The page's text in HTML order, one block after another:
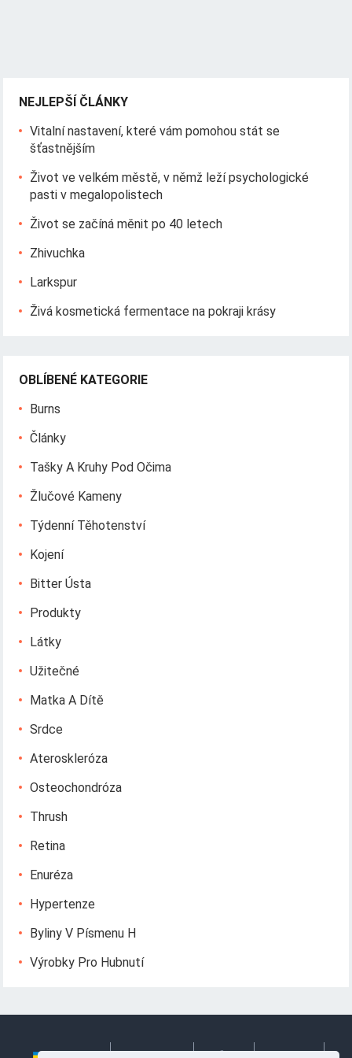
NEJLEPŠÍ ČLÁNKY
Vitalní nastavení, které vám pomohou stát se
šťastnějším
Život ve velkém městě, v němž leží psychologické
pasti v megalopolistech
Život se začíná měnit po 40 letech
Zhivuchka
Larkspur
Živá kosmetická fermentace na pokraji krásy
OBLÍBENÉ KATEGORIE
Burns
Články
Tašky A Kruhy Pod Očima
Žlučové Kameny
Týdenní Těhotenství
Kojení
Bitter Ústa
Produkty
Látky
Užitečné
Matka A Dítě
Srdce
Ateroskleróza
Osteochondróza
Thrush
Retina
Enuréza
Hypertenze
Byliny V Písmenu H
Výrobky Pro Hubnutí